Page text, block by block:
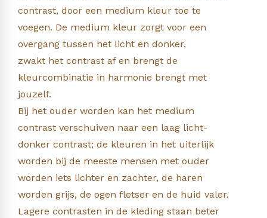
contrast, door een medium kleur toe te
voegen. De medium kleur zorgt voor een
overgang tussen het licht en donker,
zwakt het contrast af en brengt de
kleurcombinatie in harmonie brengt met
jouzelf.
Bij het ouder worden kan het medium
contrast verschuiven naar een laag licht-
donker contrast; de kleuren in het uiterlijk
worden bij de meeste mensen met ouder
worden iets lichter en zachter, de haren
worden grijs, de ogen fletser en de huid valer.
Lagere contrasten in de kleding staan beter